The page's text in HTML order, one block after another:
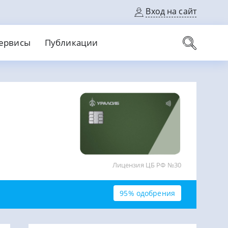
Вход на сайт
Без кредитной истории
Без справок
Публикации
Лицензия ЦБ РФ №30
95% одобрения